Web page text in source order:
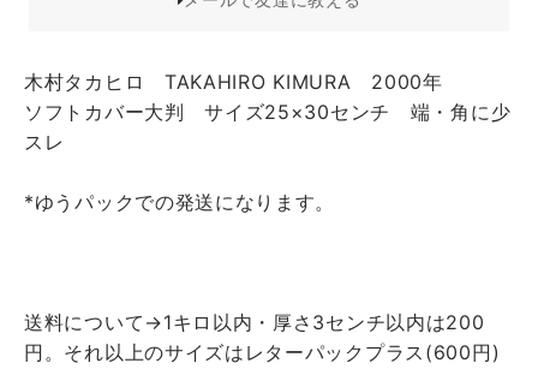
木村タカヒロ TAKAHIRO KIMURA 2000年
ソフトカバー大判 サイズ25×30センチ 端・角に少
スレ
*ゆうパックでの発送になります。
送料について→1キロ以内・厚さ3センチ以内は200
円。それ以上のサイズはレターパックプラス(600円)